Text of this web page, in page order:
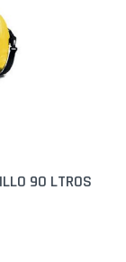
90 LTROS